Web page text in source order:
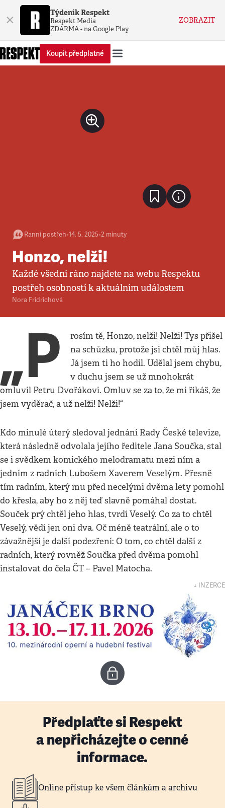
× Týdeník Respekt
Respekt Media
ZDARMA - na Google Play
ZOBRAZIT
Koupit předplatné
Ranní postřeh•14. 5. 2025•2 minuty
Honzo, nelži!
Každé všední ráno najdete na webu Respektu
postřeh osobností k aktuálním událostem
Nora Fridrichová
„P
rosím tě, Honzo, nelži! Nelži! Tys přišel
na schůzku, protože jsi chtěl můj hlas.
Já jsem ti ho hodil. Udělal jsem chybu,
v duchu jsem se už mnohokrát
omluvil Petru Dvořákovi. Omluv se za to, že mi říkáš, že
jsem vyděrač, a už nelži! Nelži!“
Kdo minulé úterý sledoval jednání Rady České televize,
která následně odvolala jejího ředitele Jana Součka, stal
se i svědkem komického melodramatu mezi ním a
jedním z radních Lubošem Xaverem Veselým. Přesně
tím radním, který mu před necelými dvěma lety pomohl
do křesla, aby ho z něj teď slavně pomáhal dostat.
Souček prý chtěl jeho hlas, tvrdí Veselý. Co za to chtěl
Veselý, vědí jen oni dva. Oč méně teatrální, ale o to
závažnější je další podezření: O tom, co chtěl další z
radních, který rovněž Součka před dvěma pomohl
instalovat do čela ČT –⁠⁠⁠⁠⁠⁠ Pavel Matocha.
↓ INZERCE
Předplaťte si Respekt
a nepřicházejte o cenné
informace.
Online přístup ke všem článkům a archivu